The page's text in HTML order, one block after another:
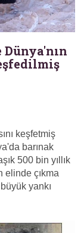
keşfetmiş
barınak
500 bin yıllık
elinde çıkma
yankı